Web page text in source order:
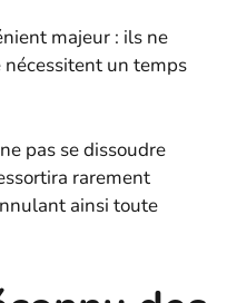
majeur : ils ne
un temps
pas se dissoudre
rarement
ainsi toute